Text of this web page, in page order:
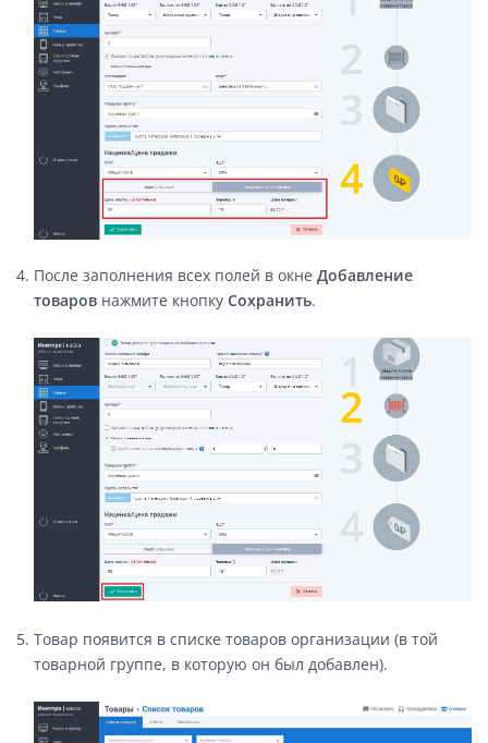
После заполнения всех полей в окне Добавление
товаров нажмите кнопку Сохранить.
Товар появится в списке товаров организации (в той
товарной группе, в которую он был добавлен).